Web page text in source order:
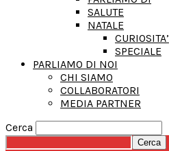
SALUTE
NATALE
CURIOSITA’
SPECIALE
PARLIAMO DI NOI
CHI SIAMO
COLLABORATORI
MEDIA PARTNER
Cerca